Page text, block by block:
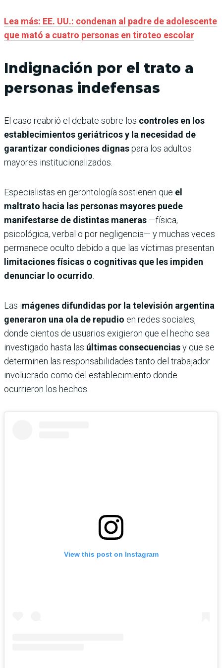
Lea más: EE. UU.: condenan al padre de adolescente
que mató a cuatro personas en tiroteo escolar
Indignación por el trato a
personas indefensas
El caso reabrió el debate sobre los controles en los
establecimientos geriátricos y la necesidad de
garantizar condiciones dignaspara los adultos
mayores institucionalizados.
Especialistas en gerontología sostienen que el
maltrato hacia las personas mayores puede
manifestarse de distintas maneras —física,
psicológica, verbal o por negligencia— y muchas veces
permanece oculto debido a que las víctimas presentan
limitaciones físicas o cognitivas que les impiden
denunciar lo ocurrido
Las imágenes difundidas por la televisión argentina
generaron una ola de repudio en redes sociales,
donde cientos de usuarios exigieron que el hecho sea
investigado hasta las últimas consecuenciasy que se
determinen las responsabilidades tanto del trabajador
involucrado como del establecimiento donde
ocurrieron los hechos.
View this post on Instagram